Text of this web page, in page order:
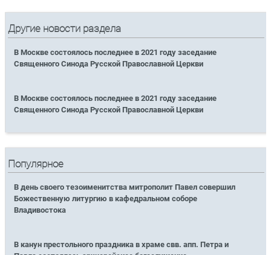
Другие новости раздела
В Москве состоялось последнее в 2021 году заседание
Священного Синода Русской Православной Церкви
В Москве состоялось последнее в 2021 году заседание
Священного Синода Русской Православной Церкви
Популярное
В день своего тезоименитства митрополит Павел совершил
Божественную литургию в кафедральном соборе
Владивостока
В канун престольного праздника в храме свв. апп. Петра и